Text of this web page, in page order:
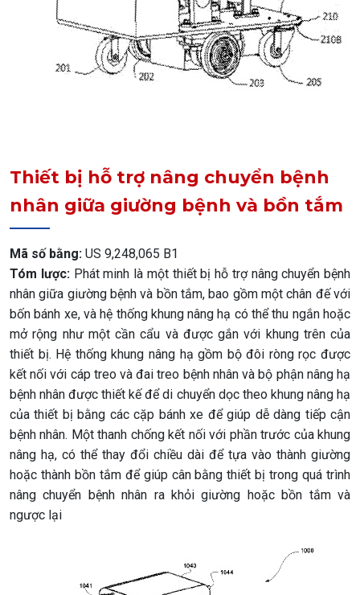
Thiết bị hỗ trợ nâng chuyển bệnh
nhân giữa giường bệnh và bồn tắm
Mã số bằng: US 9,248,065 B1
Tóm lược:Phát minh là một thiết bị hỗ trợ nâng chuyển bệnh
nhân giữa giường bệnh và bồn tắm, bao gồm một chân đế với
bốn bánh xe, và hệ thống khung nâng hạ có thể thu ngắn hoặc
mở rộng như một cần cẩu và được gắn với khung trên của
thiết bị. Hệ thống khung nâng hạ gồm bộ đôi ròng rọc được
kết nối với cáp treo và đai treo bệnh nhân và bộ phận nâng hạ
bệnh nhân được thiết kế để di chuyển dọc theo khung nâng hạ
của thiết bị bằng các cặp bánh xe để giúp dễ dàng tiếp cận
bệnh nhân. Một thanh chống kết nối với phần trước của khung
nâng hạ, có thể thay đổi chiều dài để tựa vào thành giường
hoặc thành bồn tắm để giúp cân bằng thiết bị trong quá trình
nâng chuyển bệnh nhân ra khỏi giường hoặc bồn tắm và
ngược lại